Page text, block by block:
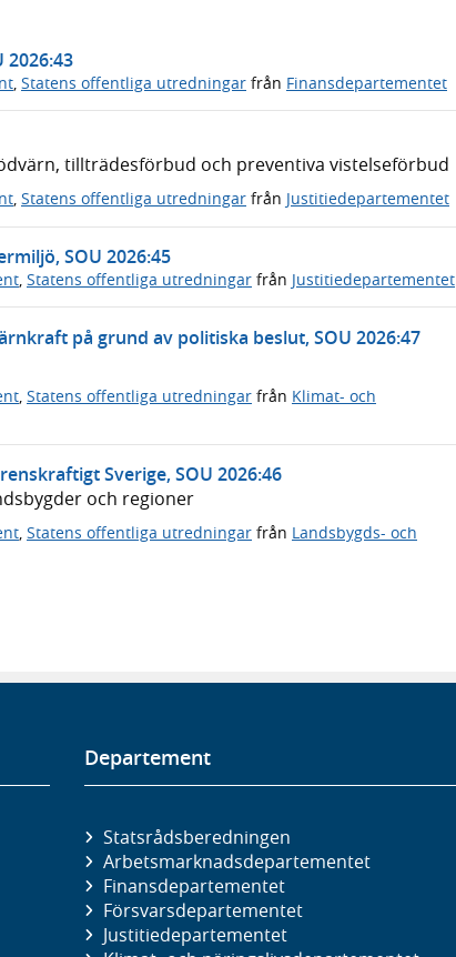
Statens offentliga utredningar från Finansdepartementet
tillträdesförbud och preventiva vistelseförbud
, Statens offentliga utredningar från Justitiedepartementet
SOU 2026:45
, Statens offentliga utredningar från Justitiedepartementet
på grund av politiska beslut, SOU 2026:47
Statens offentliga utredningar från Klimat- och
Sverige, SOU 2026:46
och regioner
, Statens offentliga utredningar från Landsbygds- och
Departement
Statsrådsberedningen
Arbetsmarknads­departementet
Finans­departementet
Försvars­departementet
Justitie­departementet